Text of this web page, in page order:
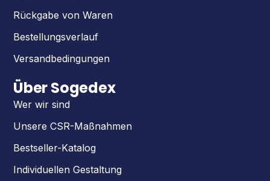
Rückgabe von Waren
Bestellungsverlauf
Versandbedingungen
Über Sogedex
Wer wir sind
Unsere CSR-Maßnahmen
Bestseller-Katalog
Individuellen Gestaltung